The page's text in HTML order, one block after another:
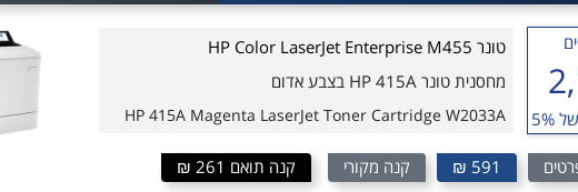
5%
טונר HP Color LaserJet Enterprise M455
מחסנית טונר HP 415A בצבע אדום
HP 415A Magenta LaserJet Toner Cartridge W2033A
591 ₪ קנה מקורי קנה תואם 261 ₪